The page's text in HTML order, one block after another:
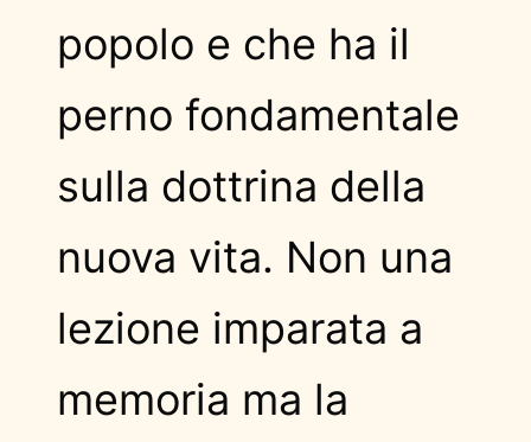
popolo e che ha il
perno fondamentale
sulla dottrina della
nuova vita. Non una
lezione imparata a
memoria ma la